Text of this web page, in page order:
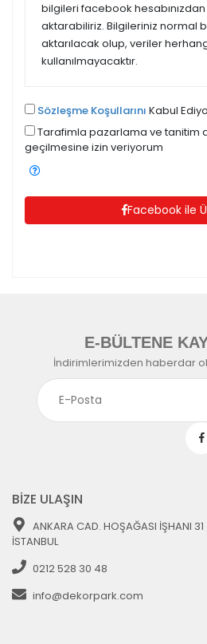
bilgileri facebook hesabınızdan
aktarabiliriz. Bilgileriniz normal
aktarılacak olup, veriler
kullanılmayacaktır.
Sözleşme Koşullarını Kabul
Tarafimla pazarlama ve tanitim
geçilmesine izin veriyorum
Facebook ile
E-BÜLTENE
İndirimlerimizden haberdar
BİZE ULAŞIN
ANKARA CAD. HOŞAĞASI İŞHANI
İSTANBUL
0212 528 30 48
info@dekorpark.com